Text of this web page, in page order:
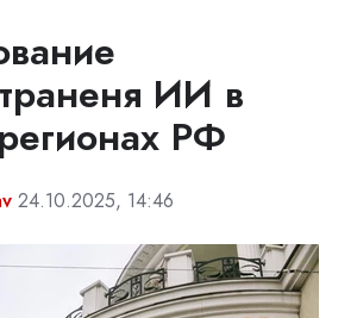
ИИ в
РФ
24.10.2025, 14:46